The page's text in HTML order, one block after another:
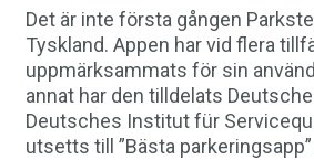
Det är inte första gången
Tyskland. Appen har vid flera
uppmärksammats för sin
annat har den tilldelats
Deutsches Institut für
utsetts till ”Bästa